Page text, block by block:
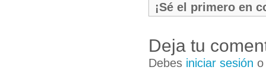
¡Sé el primero en
Deja tu
Debes iniciar sesión